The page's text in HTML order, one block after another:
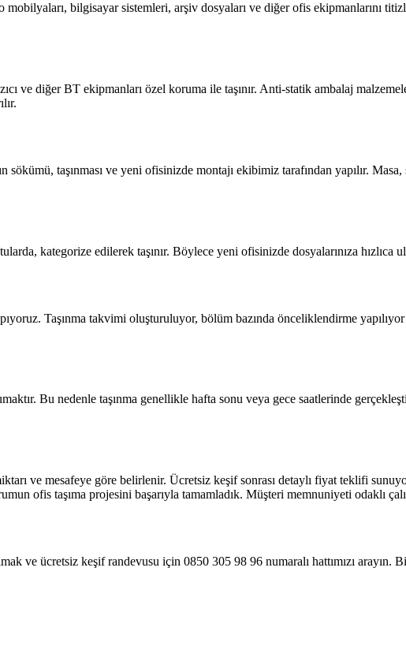
mobilyaları, bilgisayar sistemleri, arşiv dosyaları ve diğer ofis ekipmanlarını
ve diğer BT ekipmanları özel koruma ile taşınır. Anti-statik ambalaj
sökümü, taşınması ve yeni ofisinizde montajı ekibimiz tarafından yapılır.
kategorize edilerek taşınır. Böylece yeni ofisinizde dosyalarınıza
Taşınma takvimi oluşturuluyor, bölüm bazında önceliklendirme
Bu nedenle taşınma genellikle hafta sonu veya gece saatlerinde
ve mesafeye göre belirlenir. Ücretsiz keşif sonrası detaylı fiyat teklifi
ofis taşıma projesini başarıyla tamamladık. Müşteri memnuniyeti odaklı
ve ücretsiz keşif randevusu için 0850 305 98 96 numaralı hattımızı